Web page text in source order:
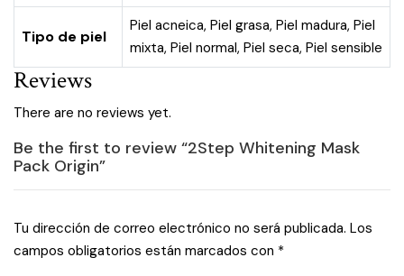
Tipo de piel
Piel acneica, Piel grasa, Piel madura, Piel
mixta, Piel normal, Piel seca, Piel sensible
Reviews
There are no reviews yet.
Be the first to review “2Step Whitening Mask
Pack Origin”
Tu dirección de correo electrónico no será publicada. Los
campos obligatorios están marcados con *